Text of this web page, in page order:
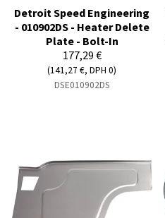
Detroit Speed Engineering
- 010902DS - Heater Delete
Plate - Bolt-In
177,29 €
(141,27 €, DPH 0)
DSE010902DS